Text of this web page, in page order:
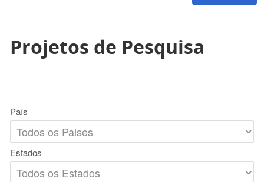
Projetos de Pesquisa
País
Estados